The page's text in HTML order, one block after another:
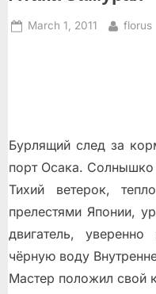
Posted
March 1, 2011 By
florus
Бурлящий след за
порт Осака. Солнышко
Тихий ветерок,
прелестями Японии,
двигатель,
чёрную воду
Мастер положил свой